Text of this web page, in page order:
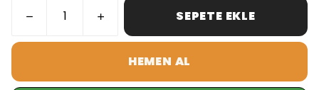
SEPETE EKLE
HEMEN AL